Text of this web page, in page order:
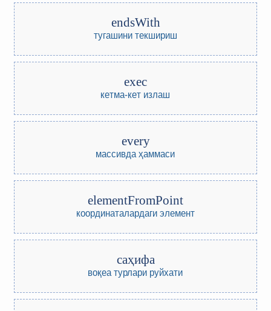
endsWith
тугашини текшириш
exec
кетма-кет излаш
every
массивда ҳаммаси
elementFromPoint
координаталардаги элемент
саҳифа
воқеа турлари руйхати